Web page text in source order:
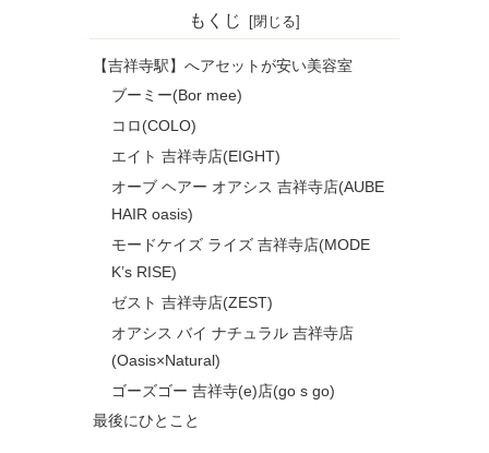
もくじ
【吉祥寺駅】へアセットが安い美容室
ブーミー(Bor mee)
コロ(COLO)
エイト 吉祥寺店(EIGHT)
オーブ ヘアー オアシス 吉祥寺店(AUBE
HAIR oasis)
モードケイズ ライズ 吉祥寺店(MODE
K’s RISE)
ゼスト 吉祥寺店(ZEST)
オアシス バイ ナチュラル 吉祥寺店
(Oasis×Natural)
ゴーズゴー 吉祥寺(e)店(go s go)
最後にひとこと